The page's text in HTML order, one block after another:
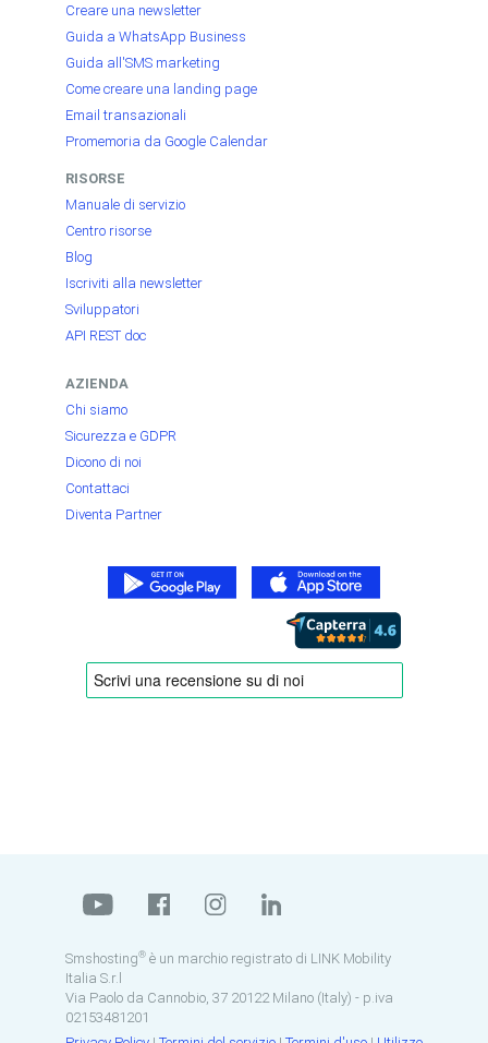
Creare una newsletter
Guida a WhatsApp Business
Guida all'SMS marketing
Come creare una landing page
Email transazionali
Promemoria da Google Calendar
RISORSE
Manuale di servizio
Centro risorse
Blog
Iscriviti alla newsletter
Sviluppatori
API REST doc
AZIENDA
Chi siamo
Sicurezza e GDPR
Dicono di noi
Contattaci
Diventa Partner
Smshosting® è un marchio registrato di LINK Mobility
Italia S.r.l
Via Paolo da Cannobio, 37 20122 Milano (Italy) - p.iva
02153481201